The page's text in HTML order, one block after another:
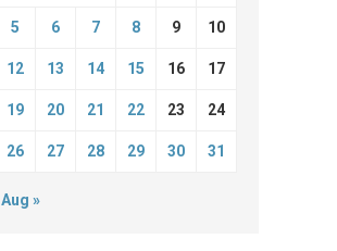
5 6 7 8 9 10
12 13 14 15 16 17
19 20 21 22 23 24
26 27 28 29 30 31
Aug »